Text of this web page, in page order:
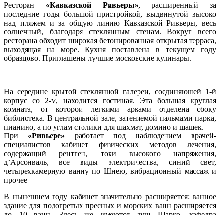
Ресторан «Кавказской Ривьеры», расширенный за
последние годы большой пристройкой, выдвинутой высоко
над пляжем и за общую линию Кавказской Ривьеры, весь
солнечный, благодаря стеклянным стенам. Вокруг всего
ресторана обходит широкая бетонированная открытая терраса,
выходящая на море. Кухня поставлена в текущем году
образцово. Приглашены лучшие московские кулинары.
На середине крытой стеклянной галереи, соединяющей 1-й
корпус со 2-м, находится гостиная. Эта большая круглая
комната, от которой легкими арками отделена сбоку
библиотека. В центральной зале, затеняемой пальмами парка,
пианино, а по углам столики для шахмат, домино и шашек.
При «Ривьере» работает под наблюдением врачей-
специалистов кабинет физических методов лечения,
содержащий рентген, токи высокого напряжения,
д’Арсонваль, все виды электричества, синий свет,
четырехкамерную ванну по Шнею, вибрационный массаж и
прочее.
В нынешнем году кабинет значительно расширяется: ванное
здание для подогретых пресных и морских ванн расширяется